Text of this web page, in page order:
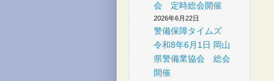
会 定時総会開催
2026年6月22日
警備保障タイムズ
令和8年6月1日 岡山
県警備業協会 総会
開催